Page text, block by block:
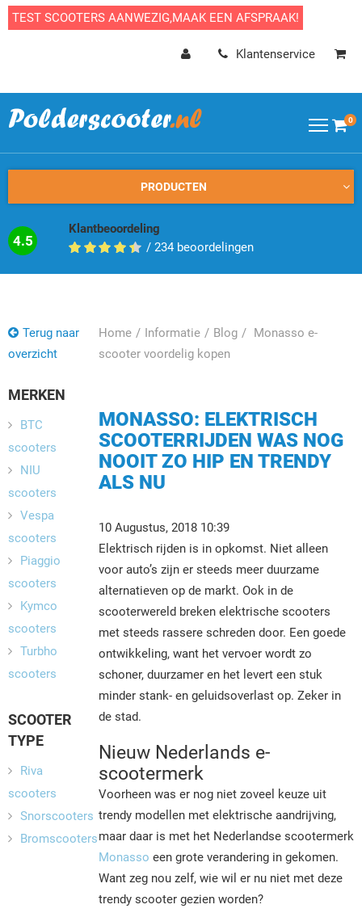
TEST SCOOTERS AANWEZIG,MAAK EEN AFSPRAAK!
Klantenservice
0
PRODUCTEN
4.5
Klantbeoordeling
/ 234 beoordelingen
Terug naar
overzicht
Home Informatie Blog
Monasso e-
scooter voordelig kopen
MONASSO: ELEKTRISCH
SCOOTERRIJDEN WAS NOG
NOOIT ZO HIP EN TRENDY
ALS NU
10 Augustus, 2018 10:39
Elektrisch rijden is in opkomst. Niet alleen
voor auto’s zijn er steeds meer duurzame
alternatieven op de markt. Ook in de
scooterwereld breken elektrische scooters
met steeds rassere schreden door. Een goede
ontwikkeling, want het vervoer wordt zo
schoner, duurzamer en het levert een stuk
minder stank- en geluidsoverlast op. Zeker in
de stad.
Nieuw Nederlands e-
scootermerk
Voorheen was er nog niet zoveel keuze uit
trendy modellen met elektrische aandrijving,
maar daar is met het Nederlandse scootermerk
Monasso een grote verandering in gekomen.
Want zeg nou zelf, wie wil er nu niet met deze
trendy scooter gezien worden?
MERKEN
BTC
scooters
NIU
scooters
Vespa
scooters
Piaggio
scooters
Kymco
scooters
Turbho
scooters
SCOOTER
TYPE
Riva
scooters
Snorscooters
Bromscooters